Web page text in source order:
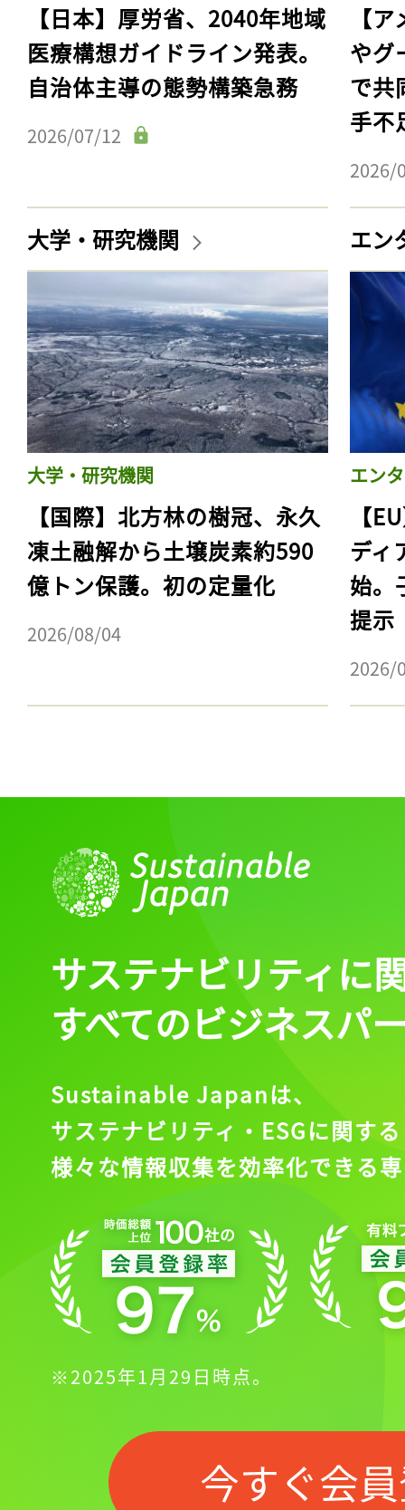
【日本】厚労省、2040年地域
医療構想ガイドライン発表。
自治体主導の態勢構築急務
2026/07/12
【
やグ
で共
手不
2026/
大学・研究機関
大学・研究機関
【国際】北方林の樹冠、永久
凍土融解から土壌炭素約590
億トン保護。初の定量化
2026/08/04
エン
エン
【
ディ
始。
提示
2026/
サステナビリティに
すべてのビジネスパ
Sustainable Japanは、
サステナビリティ・ESGに関する
様々な情報収集を効率化できる
※2025年1月29日時点。
今すぐ会